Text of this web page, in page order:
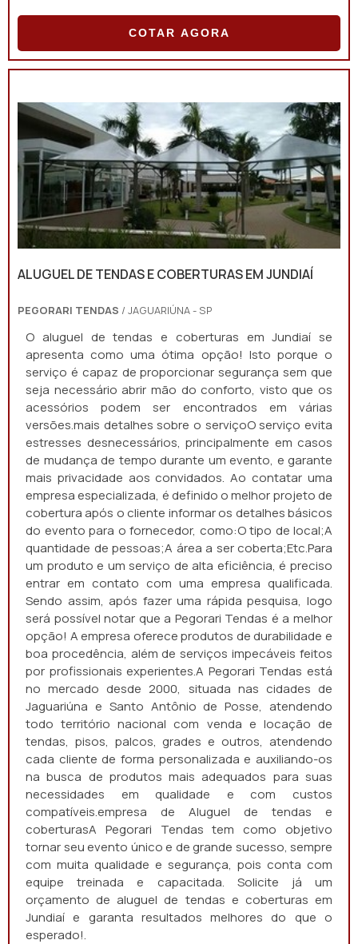
COTAR AGORA
ALUGUEL DE TENDAS E COBERTURAS EM JUNDIAÍ
PEGORARI TENDAS / JAGUARIÚNA - SP
O aluguel de tendas e coberturas em Jundiaí se
apresenta como uma ótima opção! Isto porque o
serviço é capaz de proporcionar segurança sem que
seja necessário abrir mão do conforto, visto que os
acessórios podem ser encontrados em várias
versões.mais detalhes sobre o serviçoO serviço evita
estresses desnecessários, principalmente em casos
de mudança de tempo durante um evento, e garante
mais privacidade aos convidados. Ao contatar uma
empresa especializada, é definido o melhor projeto de
cobertura após o cliente informar os detalhes básicos
do evento para o fornecedor, como:O tipo de local;A
quantidade de pessoas;A área a ser coberta;Etc.Para
um produto e um serviço de alta eficiência, é preciso
entrar em contato com uma empresa qualificada.
Sendo assim, após fazer uma rápida pesquisa, logo
será possível notar que a Pegorari Tendas é a melhor
opção! A empresa oferece produtos de durabilidade e
boa procedência, além de serviços impecáveis feitos
por profissionais experientes.A Pegorari Tendas está
no mercado desde 2000, situada nas cidades de
Jaguariúna e Santo Antônio de Posse, atendendo
todo território nacional com venda e locação de
tendas, pisos, palcos, grades e outros, atendendo
cada cliente de forma personalizada e auxiliando-os
na busca de produtos mais adequados para suas
necessidades em qualidade e com custos
compatíveis.empresa de Aluguel de tendas e
coberturasA Pegorari Tendas tem como objetivo
tornar seu evento único e de grande sucesso, sempre
com muita qualidade e segurança, pois conta com
equipe treinada e capacitada. Solicite já um
orçamento de aluguel de tendas e coberturas em
Jundiaí e garanta resultados melhores do que o
esperado!.